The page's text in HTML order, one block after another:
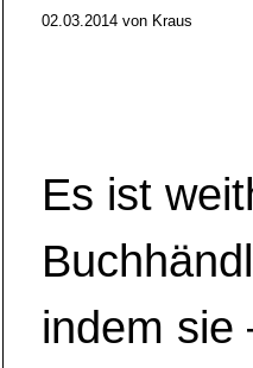
02.03.2014 von Kraus
Es ist
indem sie